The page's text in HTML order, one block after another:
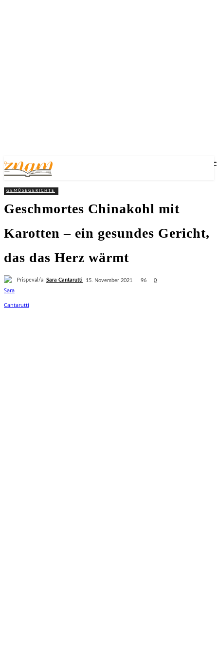
GEMÜSEGERICHTE
Geschmortes Chinakohl mit
Karotten – ein gesundes Gericht,
das das Herz wärmt
Prispeval/a Sara Cantarutti 15. November 2021 96 0